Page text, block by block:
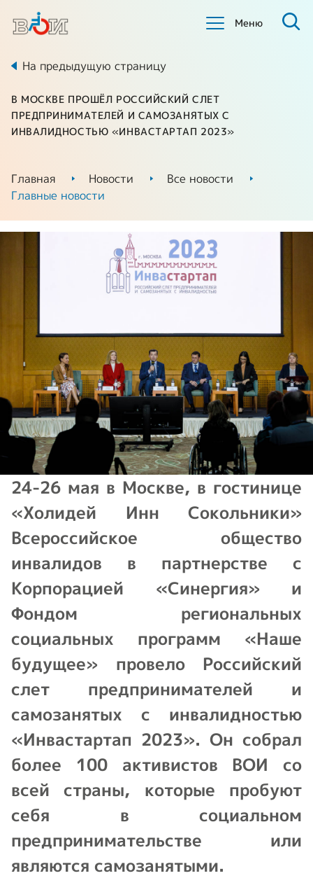
Меню
На предыдущую страницу
В МОСКВЕ ПРОШЁЛ РОССИЙСКИЙ СЛЕТ
ПРЕДПРИНИМАТЕЛЕЙ И САМОЗАНЯТЫХ С
ИНВАЛИДНОСТЬЮ «ИНВАСТАРТАП 2023»
Главная Новости
Все новости
Главные новости
24-26 мая в Москве, в гостинице
«Холидей Инн Сокольники»
Всероссийское общество
инвалидов в партнерстве с
Корпорацией «Синергия» и
Фондом региональных
социальных программ «Наше
будущее» провело Российский
слет предпринимателей и
самозанятых с инвалидностью
«Инвастартап 2023». Он собрал
более 100 активистов ВОИ со
всей страны, которые пробуют
себя в социальном
предпринимательстве или
являются самозанятыми.